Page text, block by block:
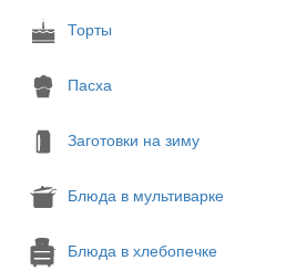
Торты
Пасха
Заготовки на зиму
Блюда в мультиварке
Блюда в хлебопечке